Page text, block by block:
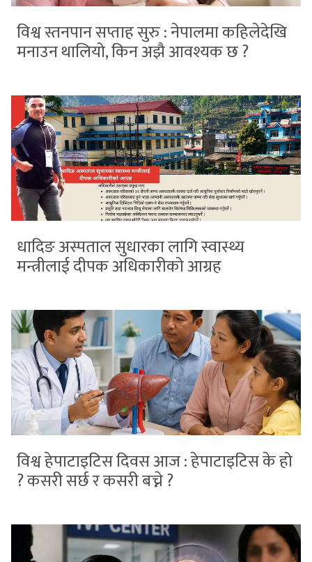
विश्व स्तनपान सप्ताह सुरु : नेपालमा कहिलेदेखि
मनाउन थालियो, किन अझै आवश्यक छ ?
धादिङ अस्पताल सुधारका लागि स्वास्थ्य
मन्त्रीलाई दीपक अधिकारीको आग्रह
विश्व हेपाटाइटिस दिवस आज : हेपाटाइटिस के हो
? कसरी सर्छ र कसरी बच्ने ?